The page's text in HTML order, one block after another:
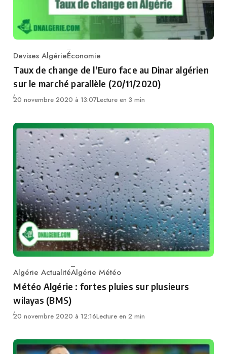
Category
Devises AlgérieÉconomie
Taux de change de l’Euro face au Dinar algérien
sur le marché parallèle (20/11/2020)
20 novembre 2020 à 13:07Lecture en 3 min
Category
Algérie ActualitéAlgérie Météo
Météo Algérie : fortes pluies sur plusieurs
wilayas (BMS)
20 novembre 2020 à 12:16Lecture en 2 min